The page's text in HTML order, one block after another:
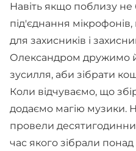
Навіть якщо поблизу не
під'єднання
для захисників і
Олександром дружимо
зусилля, аби зібрати
Коли відчуваємо, що
додаємо магію музики.
провели
час якого зібрали